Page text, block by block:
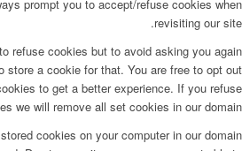
prompt you to accept/refuse cookies when
revisiting our site.
refuse cookies but to avoid asking you again
store a cookie for that. You are free to opt out
to get a better experience. If you refuse
we will remove all set cookies in our domain.
cookies on your computer in our domain